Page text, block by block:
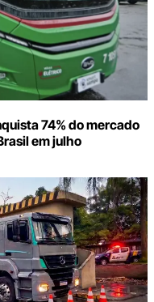
74% do mercado
em julho